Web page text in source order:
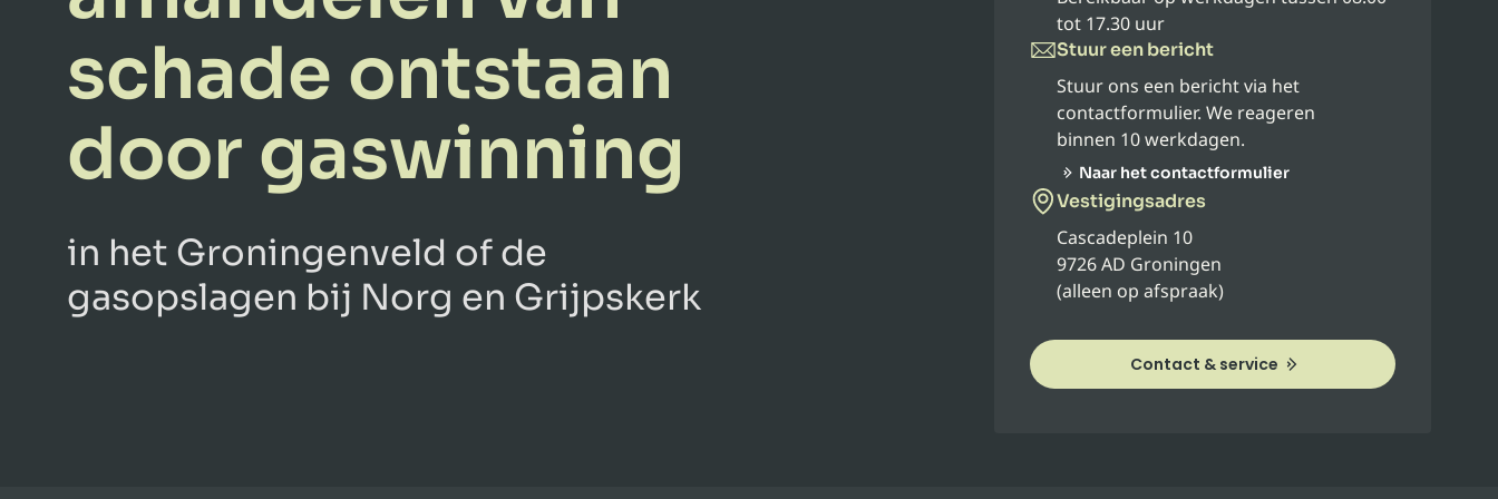
schade ontstaan
door gaswinning
in het Groningenveld of de
gasopslagen bij Norg en Grijpskerk
tot 17.30 uur
Stuur een bericht
Stuur ons een bericht via het
contactformulier. We reageren
binnen 10 werkdagen.
Naar het contactformulier
Vestigingsadres
Cascadeplein 10
9726 AD Groningen
(alleen op afspraak)
Contact & service